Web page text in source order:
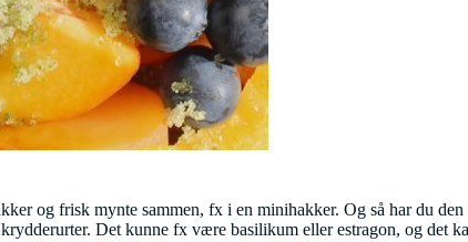
og frisk mynte sammen, fx i en minihakker. Og så har du
Det kunne fx være basilikum eller estragon, og det